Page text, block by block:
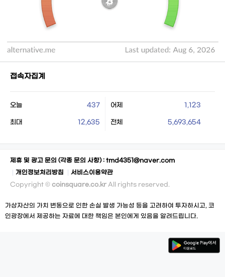
접속자집계
오늘 437 어제 1,123
최대 12,635 전체 5,693,654
제휴 및 광고 문의 (각종 문의 사항) : tmd4351@naver.com
개인정보처리방침
서비스이용약관
Copyright © coinsquare.co.kr All rights reserved.
가상자산의 가치 변동으로 인한 손실 발생 가능성 등을 고려하여 투자하시고, 코
인광장에서 제공하는 자료에 대한 책임은 본인에게 있음을 알려드립니다.